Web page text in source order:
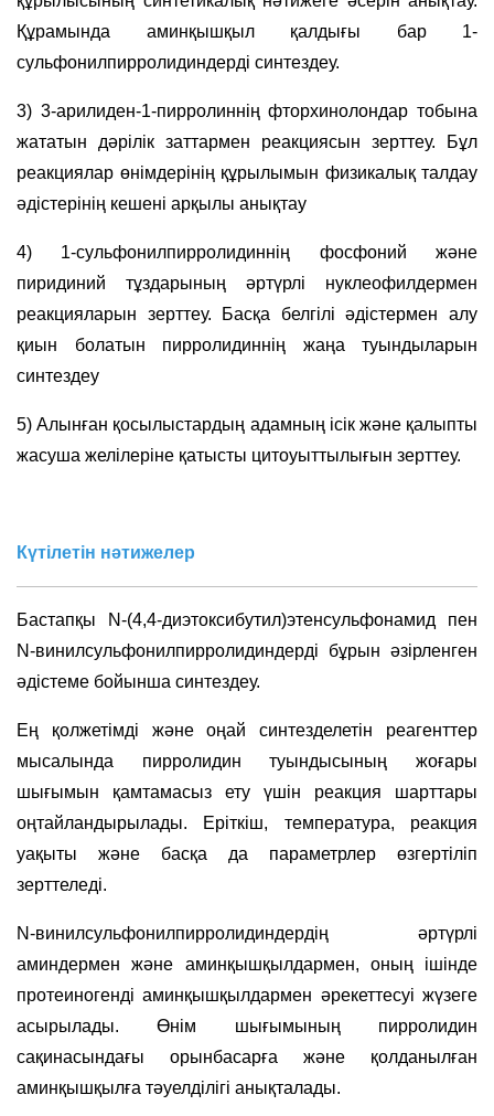
Құрамында аминқышқыл қалдығы бар 1-
сульфонилпирролидиндерді синтездеу.
3) 3-арилиден-1-пирролиннің фторхинолондар тобына
жататын дәрілік заттармен реакциясын зерттеу. Бұл
реакциялар өнімдерінің құрылымын физикалық талдау
әдістерінің кешені арқылы анықтау
4) 1-сульфонилпирролидиннің фосфоний және
пиридиний тұздарының әртүрлі нуклеофилдермен
реакцияларын зерттеу. Басқа белгілі әдістермен алу
қиын болатын пирролидиннің жаңа туындыларын
синтездеу
5) Алынған қосылыстардың адамның ісік және қалыпты
жасуша желілеріне қатысты цитоуыттылығын зерттеу.
Күтілетін нәтижелер
Бастапқы N-(4,4-диэтоксибутил)этенсульфонамид пен
N-винилсульфонилпирролидиндерді бұрын әзірленген
әдістеме бойынша синтездеу.
Ең қолжетімді және оңай синтезделетін реагенттер
мысалында пирролидин туындысының жоғары
шығымын қамтамасыз ету үшін реакция шарттары
оңтайландырылады. Еріткіш, температура, реакция
уақыты және басқа да параметрлер өзгертіліп
зерттеледі.
N-винилсульфонилпирролидиндердің әртүрлі
аминдермен және аминқышқылдармен, оның ішінде
протеиногенді аминқышқылдармен әрекеттесуі жүзеге
асырылады. Өнім шығымының пирролидин
сақинасындағы орынбасарға және қолданылған
аминқышқылға тәуелділігі анықталады.